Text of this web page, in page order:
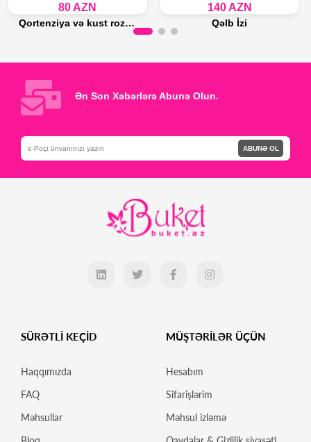
80 AZN
Qortenziya və kust roza buketi
140 AZN
Qəlb İzi
Ən Son Xəbərlərə Abunə Olun.
ABUNƏ OL
SÜRƏTLİ KEÇİD
Haqqımızda
FAQ
Məhsullar
MÜŞTƏRİLƏR ÜÇÜN
Hesabım
Sifarişlərim
Məhsul izləmə